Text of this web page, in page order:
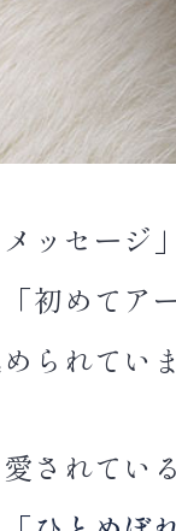
ッセー
初めてア
られてい
されて